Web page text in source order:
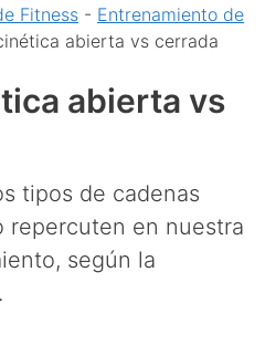
Fitness - Entrenamiento de
abierta vs cerrada
abierta vs
tipos de cadenas
repercuten en nuestra
según la